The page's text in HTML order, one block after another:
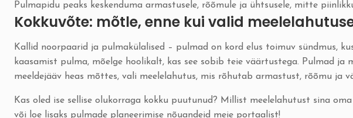
Pulmapidu peaks keskenduma armastusele, rõõmule ja ühtsusele, mitte
Kokkuvõte: mõtle, enne kui valid
Kallid noorpaarid ja pulmakülalised – pulmad on kord elus toimuv sündmus,
kaasamist pulma, mõelge hoolikalt, kas see sobib teie väärtustega. Pulmad
meeldejääv heas mõttes, vali meelelahutus, mis rõhutab armastust, rõõmu ja
Kas oled ise sellise olukorraga kokku puutunud? Millist meelelahutust sina
või loe lisaks pulmade planeerimise nõuandeid meie portaalist!